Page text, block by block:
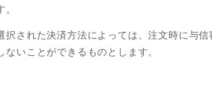
択された決済方法によっては、注文時に与
いことができるものとします。